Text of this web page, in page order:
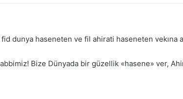
dunya haseneten ve fil ahirati haseneten vekına
Bize Dünyada bir güzellik «hasene» ver,